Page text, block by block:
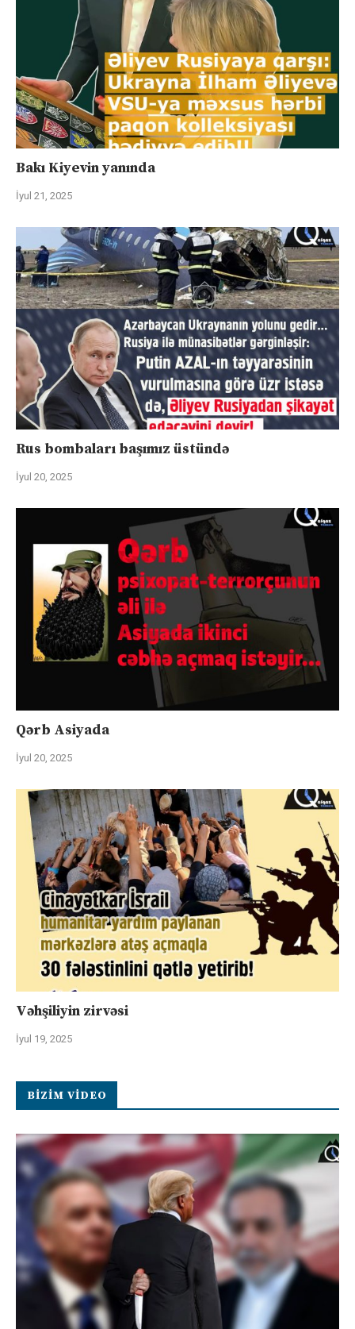
Bakı Kiyevin yanında
İyul 21, 2025
Rus bombaları başımız üstündə
İyul 20, 2025
Qərb Asiyada
İyul 20, 2025
Vəhşiliyin zirvəsi
İyul 19, 2025
BIZIM VIDEO